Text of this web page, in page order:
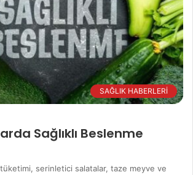
SAĞLIK HABERLERİ
Sağlıklı Beslenme
tüketimi, serinletici salatalar, taze meyve ve